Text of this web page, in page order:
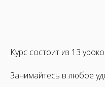
Курс состоит из 13
Занимайтесь в любое